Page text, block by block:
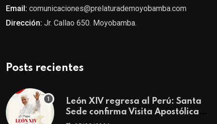
Email: comunicaciones@prelaturademoyobamba.com
Dirección: Jr. Callao 650. Moyobamba.
Posts recientes
León XIV regresa al Perú: Santa
Sede confirma Visita Apostólica